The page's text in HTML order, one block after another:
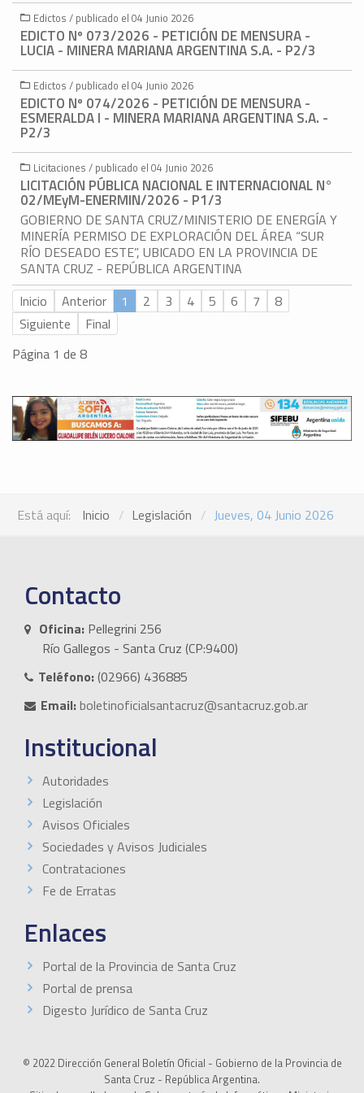
Edictos / publicado el 04 Junio 2026
EDICTO Nº 073/2026 - PETICIÓN DE MENSURA -
LUCIA - MINERA MARIANA ARGENTINA S.A. - P2/3
Edictos / publicado el 04 Junio 2026
EDICTO Nº 074/2026 - PETICIÓN DE MENSURA -
ESMERALDA I - MINERA MARIANA ARGENTINA S.A. -
P2/3
Licitaciones / publicado el 04 Junio 2026
LICITACIÓN PÚBLICA NACIONAL E INTERNACIONAL N°
02/MEyM-ENERMIN/2026 - P1/3
GOBIERNO DE SANTA CRUZ/MINISTERIO DE ENERGÍA Y
MINERÍA PERMISO DE EXPLORACIÓN DEL ÁREA “SUR
RÍO DESEADO ESTE”, UBICADO EN LA PROVINCIA DE
SANTA CRUZ - REPÚBLICA ARGENTINA
Inicio
Anterior 1 2 3 4 5 6 7
8
Siguiente
Final
Página 1 de 8
Está aquí: Inicio Legislación Jueves, 04 Junio 2026
Contacto
Oficina: Pellegrini 256
Río Gallegos - Santa Cruz (CP:9400)
Teléfono:(02966) 436885
Email:boletinoficialsantacruz@santacruz.gob.ar
Institucional
Autoridades
Legislación
Avisos Oficiales
Sociedades y Avisos Judiciales
Contrataciones
Fe de Erratas
Enlaces
Portal de la Provincia de Santa Cruz
Portal de prensa
Digesto Jurídico de Santa Cruz
© 2022 Dirección General Boletín Oficial - Gobierno de la Provincia de
Santa Cruz - República Argentina.